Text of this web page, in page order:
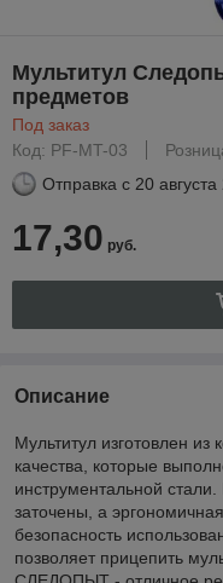
Мультитул
предметов
Под заказ
Код: PF-MT-03
Отправка с 20
17,30 руб.
Описание
Мультитул изготовлен
качества, которые
инструментальной
заточены, а
безопасность
позволяет прицепить